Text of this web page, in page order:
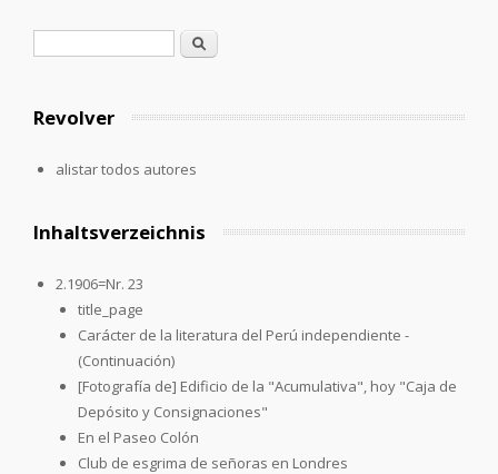
Formulario de búsqueda
Buscar
Revolver
alistar todos autores
Inhaltsverzeichnis
2.1906=Nr. 23
title_page
Carácter de la literatura del Perú independiente -
(Continuación)
[Fotografía de] Edificio de la "Acumulativa", hoy "Caja de
Depósito y Consignaciones"
En el Paseo Colón
Club de esgrima de señoras en Londres